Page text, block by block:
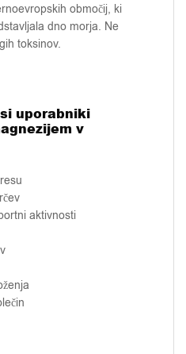
območij, ki
dno morja. Ne
toksinov.
uporabniki
v
aktivnosti